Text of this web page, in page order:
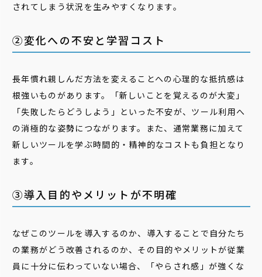
されてしまう状況を生みやすくなります。
②変化への不安と学習コスト
長年慣れ親しんだ方法を変えることへの心理的な抵抗感は
根強いものがあります。「新しいことを覚えるのが大変」
「失敗したらどうしよう」といった不安が、ツール利用へ
の消極的な姿勢につながります。また、通常業務に加えて
新しいツールを学ぶ時間的・精神的なコストも負担となり
ます。
③導入目的やメリットが不明確
なぜこのツールを導入するのか、導入することで自分たち
の業務がどう改善されるのか、その目的やメリットが従業
員に十分に伝わっていない場合、「やらされ感」が強くな